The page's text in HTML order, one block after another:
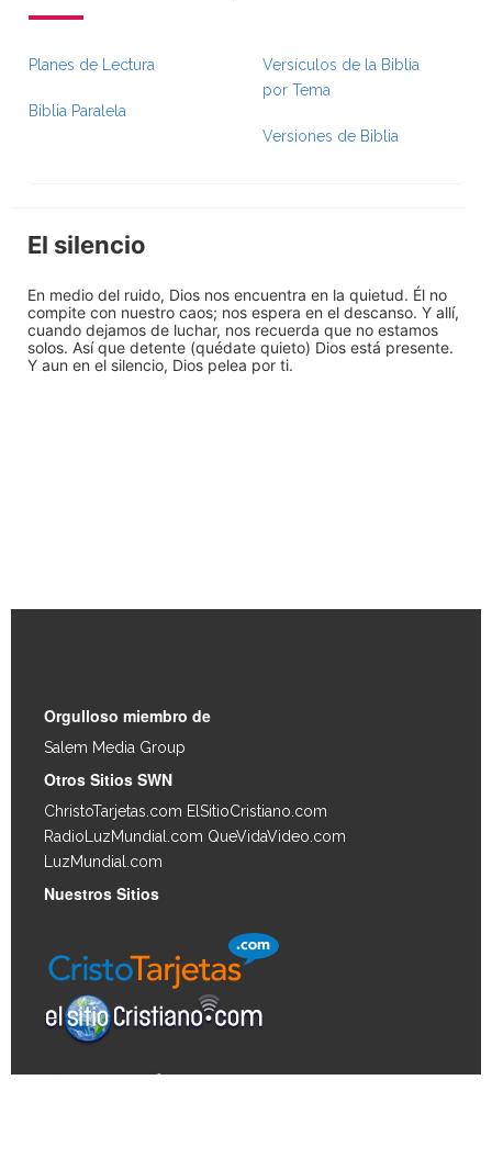
Planes de Lectura
Biblia Paralela
Versículos de la Biblia
por Tema
Versiones de Biblia
El silencio
En medio del ruido, Dios nos encuentra en la quietud. Él no
compite con nuestro caos; nos espera en el descanso. Y allí,
cuando dejamos de luchar, nos recuerda que no estamos
solos. Así que detente (quédate quieto) Dios está presente.
Y aun en el silencio, Dios pelea por ti.
Orgulloso miembro de
Salem Media Group
Otros Sitios SWN
ChristoTarjetas.com ElSitioCristiano.com
RadioLuzMundial.com QueVidaVideo.com
LuzMundial.com
Nuestros Sitios